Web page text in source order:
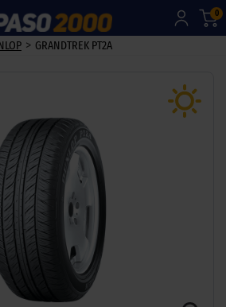
0
> GRANDTREK PT2A